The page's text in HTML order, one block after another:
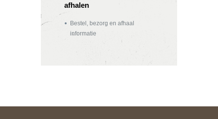
afhalen
Bestel, bezorg en afhaal
informatie